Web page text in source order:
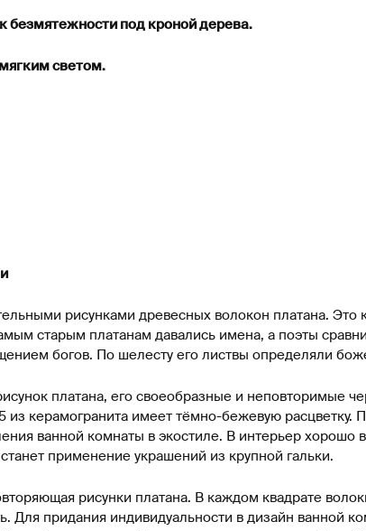
безмятежности под кроной дерева.
светом.
рисунками древесных волокон платана. Это
старым платанам давались имена, а поэты
богов. По шелесту его листвы определяли
платана, его своеобразные и неповторимые
из керамогранита имеет тёмно-бежевую
ванной комнаты в экостиле. В интерьер хорошо
применение украшений из крупной гальки.
рисунки платана. В каждом квадрате
Для придания индивидуальности в дизайн ванной